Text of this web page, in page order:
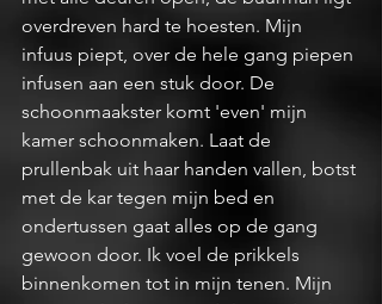
overdreven hard te hoesten. Mijn
infuus piept, over de hele gang piepen
infusen aan een stuk door. De
schoonmaakster komt 'even' mijn
kamer schoonmaken. Laat de
prullenbak uit haar handen vallen, botst
met de kar tegen mijn bed en
ondertussen gaat alles op de gang
gewoon door. Ik voel de prikkels
binnenkomen tot in mijn tenen. Mijn